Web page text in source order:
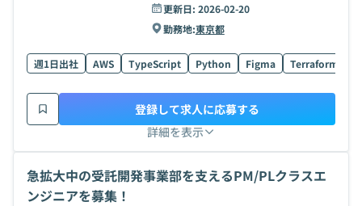
更新日: 2026-02-20
勤務地:東京都
週1日出社 AWS TypeScript Python Figma Terraform
詳細を表示
登録して求人に応募する
急拡大中の受託開発事業部を支えるPM/PLクラスエ
ンジニアを募集！